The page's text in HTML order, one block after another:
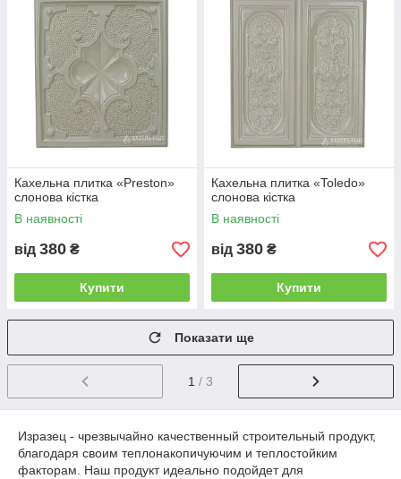
Кахельна плитка «Preston»
слонова кістка
В наявності
від 380 ₴
Купити
Кахельна плитка «Toledo»
слонова кістка
В наявності
від 380 ₴
Купити
Показати ще
1 / 3
Изразец - чрезвычайно качественный строительный продукт,
благодаря своим теплонакопичуючим и теплостойким
факторам. Наш продукт идеально подойдет для